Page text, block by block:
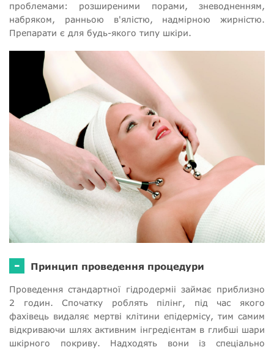
проблемами: розширеними порами, зневодненням,
набряком, ранньою в'ялістю, надмірною жирністю.
Препарати є для будь-якого типу шкіри.
- Принцип проведення процедури
Проведення стандартної гідродерміі займає приблизно
2 годин. Спочатку роблять пілінг, під час якого
фахівець видаляє мертві клітини епідермісу, тим самим
відкриваючи шлях активним інгредієнтам в глибші шари
шкірного покриву. Надходять вони із спеціально